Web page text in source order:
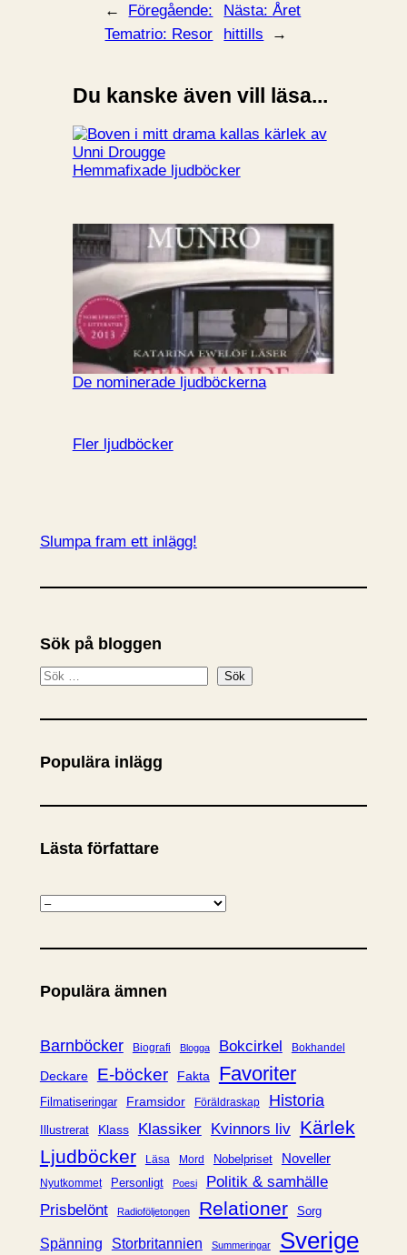
←
Föregående:
Tematrio: Resor
Nästa:Året
hittills
→
Du kanske även vill läsa...
Hemmafixade ljudböcker
De nominerade ljudböckerna
Fler ljudböcker
Slumpa fram ett inlägg!
Sök på bloggen
S
k
Sök
Populära inlägg
Lästa författare
K
t
g
r
i
Populära ämnen
Barnböcker Biografi Blogga Bokcirkel Bokhandel
Deckare E-böcker Fakta Favoriter
Filmatiseringar Framsidor Föräldraskap Historia
Illustrerat Klass Klassiker Kvinnors liv Kärlek
Ljudböcker
Läsa Mord Nobelpriset Noveller
Nyutkommet Personligt Poesi
Politik & samhälle
Prisbelönt
Radioföljetongen Relationer Sorg
Spänning Storbritannien Summeringar Sverige